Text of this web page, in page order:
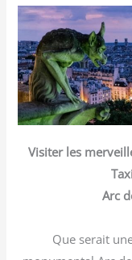
Visiter les
Arc
Que serait